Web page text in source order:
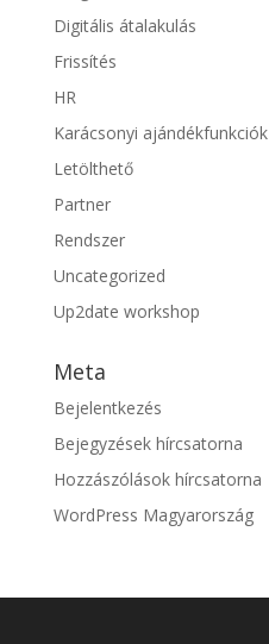
Digitális átalakulás
Frissítés
HR
Karácsonyi ajándékfunkciók
Letölthető
Partner
Rendszer
Uncategorized
Up2date workshop
Meta
Bejelentkezés
Bejegyzések hírcsatorna
Hozzászólások hírcsatorna
WordPress Magyarország